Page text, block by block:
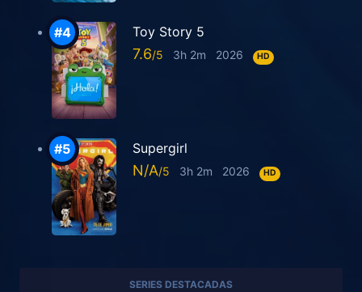
Toy Story 5
7.6 3h 2m 2026 HD
Supergirl
N/A 3h 2m 2026 HD
SERIES DESTACADAS